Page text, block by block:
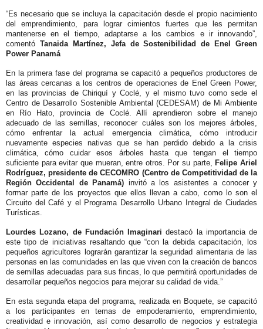
“Es necesario que se incluya la capacitación desde el propio nacimiento
del emprendimiento, para lograr cimientos fuertes que les permitan
mantenerse en el tiempo, adaptarse a los cambios e ir innovando”,
comentó Tanaida Martínez, Jefa de Sostenibilidad de Enel Green
Power Panamá
En la primera fase del programa se capacitó a pequeños productores de
las áreas cercanas a los centros de operaciones de Enel Green Power,
en las provincias de Chiriquí y Coclé, y el mismo tuvo como sede el
Centro de Desarrollo Sostenible Ambiental (CEDESAM) de Mi Ambiente
en Río Hato, provincia de Coclé. Allí aprendieron sobre el manejo
adecuado de las semillas, reconocer cuáles son los mejores árboles,
cómo enfrentar la actual emergencia climática, cómo introducir
nuevamente especies nativas que se han perdido debido a la crisis
climática, cómo cuidar esos árboles hasta que tengan el tiempo
suficiente para evitar que mueran, entre otros. Por su parte, Felipe Ariel
Rodríguez, presidente de CECOMRO (Centro de Competitividad de la
Región Occidental de Panamá) invitó a los asistentes a conocer y
formar parte de los proyectos que ellos llevan a cabo, como lo son el
Circuito del Café y el Programa Desarrollo Urbano Integral de Ciudades
Turísticas.
Lourdes Lozano, de Fundación Imaginari destacó la importancia de
este tipo de iniciativas resaltando que “con la debida capacitación, los
pequeños agricultores lograrán garantizar la seguridad alimentaria de las
personas en las comunidades en las que viven con la creación de bancos
de semillas adecuadas para sus fincas, lo que permitirá oportunidades de
desarrollar pequeños negocios para mejorar su calidad de vida.”
En esta segunda etapa del programa, realizada en Boquete, se capacitó
a los participantes en temas de empoderamiento, emprendimiento,
creatividad e innovación, así como desarrollo de negocios y estrategia